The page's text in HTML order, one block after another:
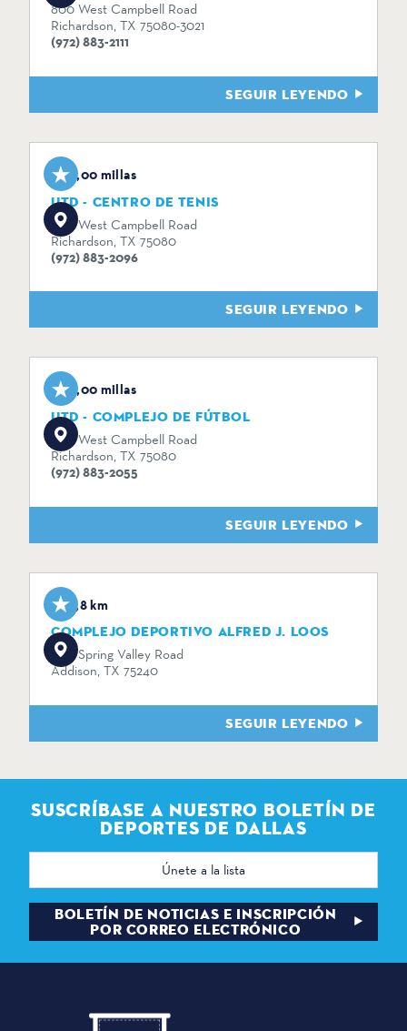
800 West Campbell Road
Richardson, TX 75080-3021
(972) 883-2111
SEGUIR LEYENDO
0,00 millas
UTD - CENTRO DE TENIS
800 West Campbell Road
Richardson, TX 75080
(972) 883-2096
SEGUIR LEYENDO
0,00 millas
UTD - COMPLEJO DE FÚTBOL
800 West Campbell Road
Richardson, TX 75080
(972) 883-2055
SEGUIR LEYENDO
5,8 km
COMPLEJO DEPORTIVO ALFRED J. LOOS
3815 Spring Valley Road
Addison, TX 75240
SEGUIR LEYENDO
SUSCRÍBASE A NUESTRO BOLETÍN DE
DEPORTES DE DALLAS
Dirección
correo
electrónico
BOLETÍN DE NOTICIAS E INSCRIPCIÓN
POR CORREO ELECTRÓNICO